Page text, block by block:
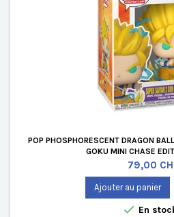
POP PHOSPHORESCENT DRAGON
GOKU MINI CHASE
Prix
79,00
Ajouter au panier
 En